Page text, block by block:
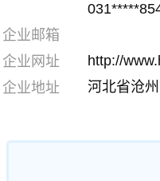
企业邮箱
企业网址
http://
企业地址
河北省沧